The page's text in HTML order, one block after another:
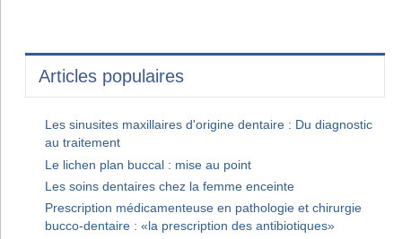
Articles populaires
Les sinusites maxillaires d'origine dentaire : Du diagnostic
au traitement
Le lichen plan buccal : mise au point
Les soins dentaires chez la femme enceinte
Prescription médicamenteuse en pathologie et chirurgie
bucco-dentaire : «la prescription des antibiotiques»